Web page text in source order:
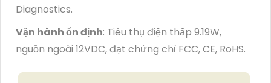
Diagnostics.
Vận hành ổn định: Tiêu thụ điện thấp 9.19W,
nguồn ngoài 12VDC, đạt chứng chỉ FCC, CE, RoHS.